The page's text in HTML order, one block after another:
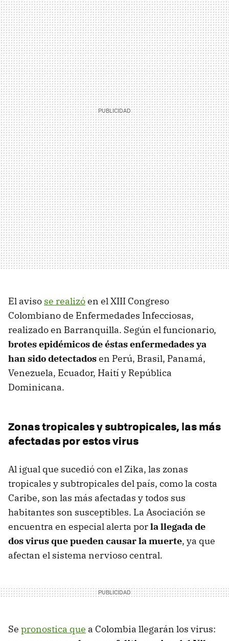
El aviso se realizóen el XIII Congreso
Colombiano de Enfermedades Infecciosas,
realizado en Barranquilla. Según el funcionario,
brotes epidémicos de éstas enfermedades ya
han sido detectadosen Perú, Brasil, Panamá,
Venezuela, Ecuador, Haití y República
Dominicana.
Zonas tropicales y subtropicales, las más
afectadas por estos virus
Al igual que sucedió con el Zika, las zonas
tropicales y subtropicales del país, como la costa
Caribe, son las más afectadas y todos sus
habitantes son susceptibles. La Asociación se
encuentra en especial alerta porla llegada de
dos virus que pueden causar la muerte, ya que
afectan el sistema nervioso central.
Se pronostica que a Colombia llegarán los virus: